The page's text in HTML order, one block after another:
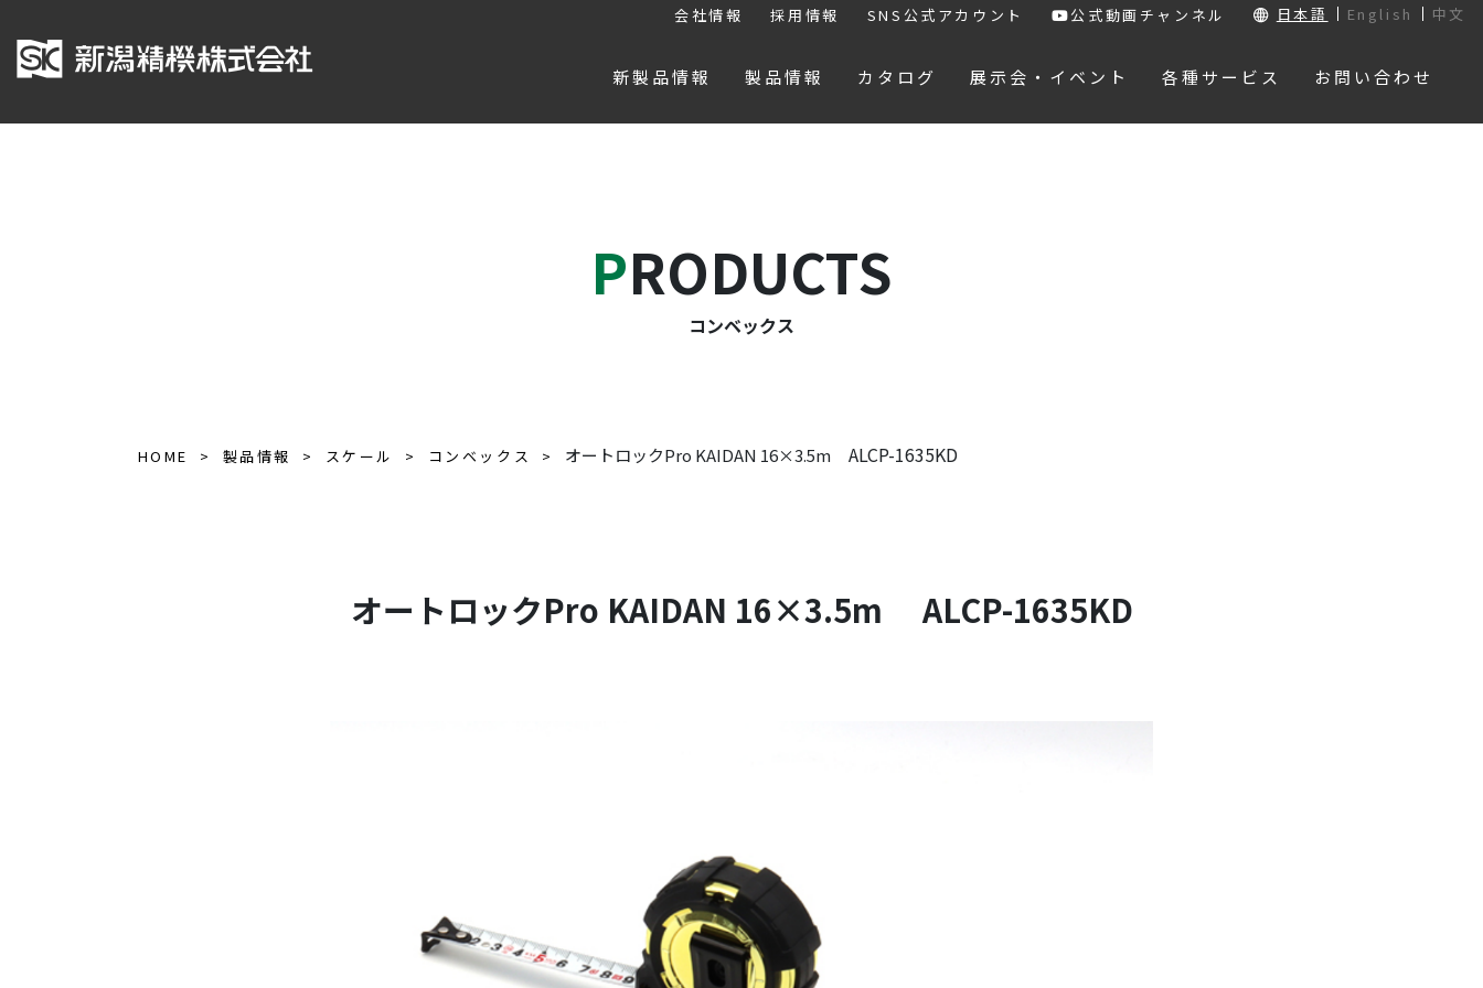
会社情報 採用情報 SNS公式アカウント 公式動画チャンネル 日本語 English 中文
新製品情報 製品情報 カタログ 展示会・イベント 各種サービス お問い合わせ
PRODUCTS
コンベックス
HOME 製品情報 スケール コンベックス オートロックPro KAIDAN 16×3.5m ALCP-1635KD
オートロックPro KAIDAN 16×3.5m ALCP-1635KD